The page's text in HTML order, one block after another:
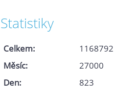
Statistiky
Celkem:
1168792
Měsíc:
27000
Den:
823